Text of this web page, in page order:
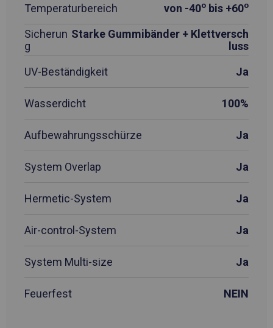
Temperaturbereich von -40o bis +60o
Sicherun
g
Starke Gummibänder + Klettversch
luss
UV-Beständigkeit
Ja
Wasserdicht 100%
Aufbewahrungsschürze Ja
System Overlap Ja
Hermetic-System Ja
Air-control-System Ja
System Multi-size Ja
Feuerfest NEIN